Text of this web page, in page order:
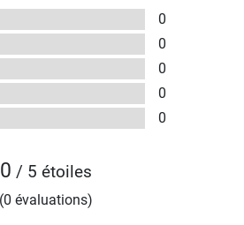
0
0
0
0
0
0 / 5 étoiles
(0 évaluations)